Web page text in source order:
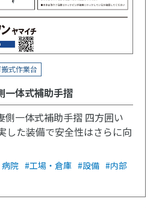
式作業台
一体式補助手摺
側一体式補助手摺 四方囲い
した装備で安全性はさらに向
院 #工場・倉庫 #設備 #内部